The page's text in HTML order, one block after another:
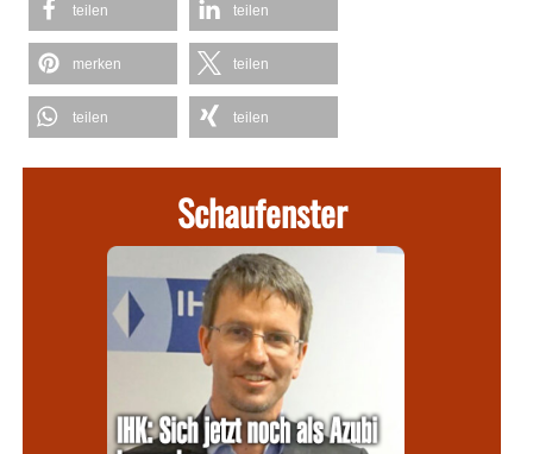
teilen teilen
merken teilen
teilen teilen
Schaufenster